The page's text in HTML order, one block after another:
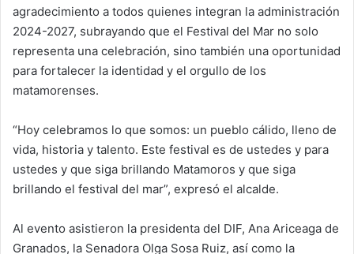
agradecimiento a todos quienes integran la administración
2024-2027, subrayando que el Festival del Mar no solo
representa una celebración, sino también una oportunidad
para fortalecer la identidad y el orgullo de los
matamorenses.
“Hoy celebramos lo que somos: un pueblo cálido, lleno de
vida, historia y talento. Este festival es de ustedes y para
ustedes y que siga brillando Matamoros y que siga
brillando el festival del mar”, expresó el alcalde.
Al evento asistieron la presidenta del DIF, Ana Ariceaga de
Granados, la Senadora Olga Sosa Ruiz, así como la